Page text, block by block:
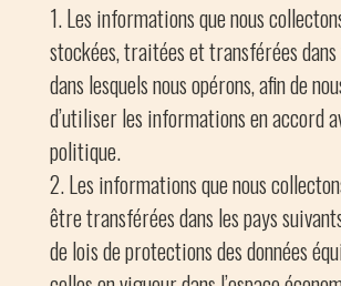
Les informations que nous
stockées, traitées et transférées dans
dans lesquels nous opérons, afin de
d’utiliser les informations en accord
politique.
Les informations que nous
être transférées dans les pays
de lois de protections des données